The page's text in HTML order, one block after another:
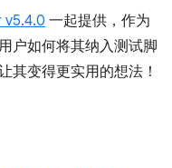
v5.4.0 一起提供，作为
户如何将其纳入测试脚
其变得更实用的想法！